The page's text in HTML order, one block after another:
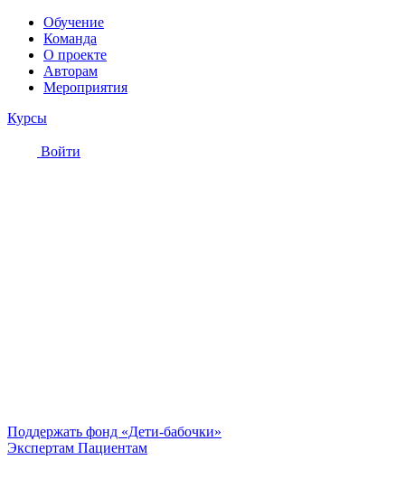
Обучение
Команда
О проекте
Авторам
Мероприятия
Курсы
Войти
Поддержать фонд «Дети-бабочки»
Экспертам Пациентам